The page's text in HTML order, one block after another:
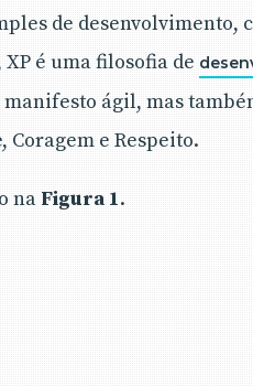
de desenvolvimento,
é uma filosofia de
ágil, mas
Coragem e Respeito.
na Figura 1.